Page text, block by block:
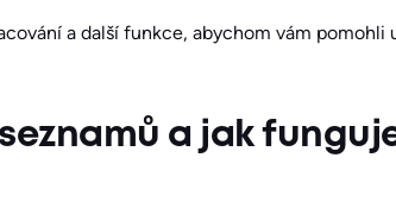
a další funkce, abychom vám pomohli
a jak